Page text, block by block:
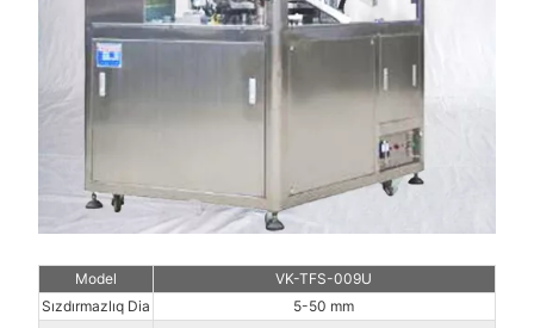
Model
VK-TFS-009U
Sızdırmazlıq Dia
5-50 mm